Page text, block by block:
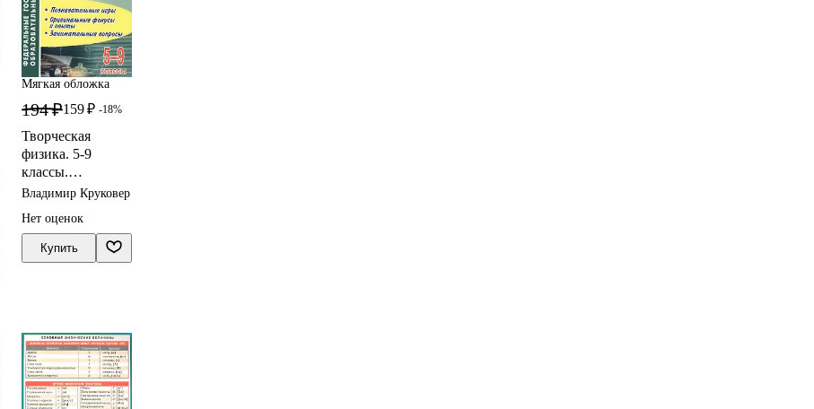
Мягкая обложка
194 ₽159 ₽ -18%
Творческая
физика. 5-9
классы.
Познавательные
Оригинальные
фокусы и опыты.
Занимательные
Владимир Круковер
Нет оценок
Купить